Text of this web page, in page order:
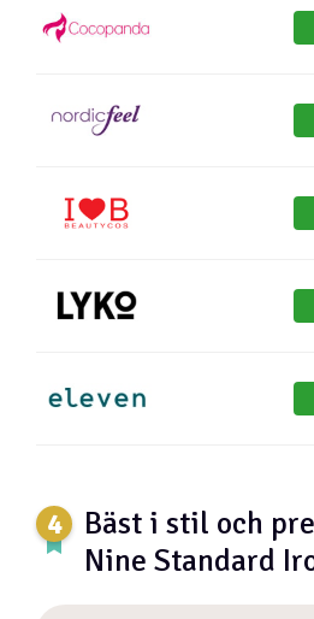
Bäst i stil och
Nine Standard